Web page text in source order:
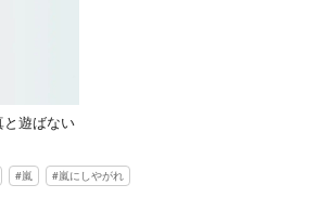
遊ばない
嵐 嵐にしやがれ